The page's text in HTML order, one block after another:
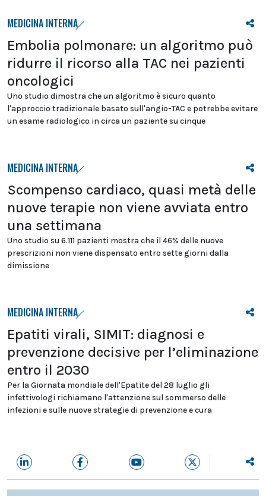
MEDICINA INTERNA
Embolia polmonare: un algoritmo può
ridurre il ricorso alla TAC nei pazienti
oncologici
Uno studio dimostra che un algoritmo è sicuro quanto
l'approccio tradizionale basato sull'angio-TAC e potrebbe evitare
un esame radiologico in circa un paziente su cinque
MEDICINA INTERNA
Scompenso cardiaco, quasi metà delle
nuove terapie non viene avviata entro
una settimana
Uno studio su 6.111 pazienti mostra che il 46% delle nuove
prescrizioni non viene dispensato entro sette giorni dalla
dimissione
MEDICINA INTERNA
Epatiti virali, SIMIT: diagnosi e
prevenzione decisive per l’eliminazione
entro il 2030
Per la Giornata mondiale dell'Epatite del 28 luglio gli
infettivologi richiamano l'attenzione sul sommerso delle
infezioni e sulle nuove strategie di prevenzione e cura